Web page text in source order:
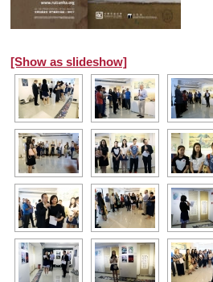
[Show as slideshow]